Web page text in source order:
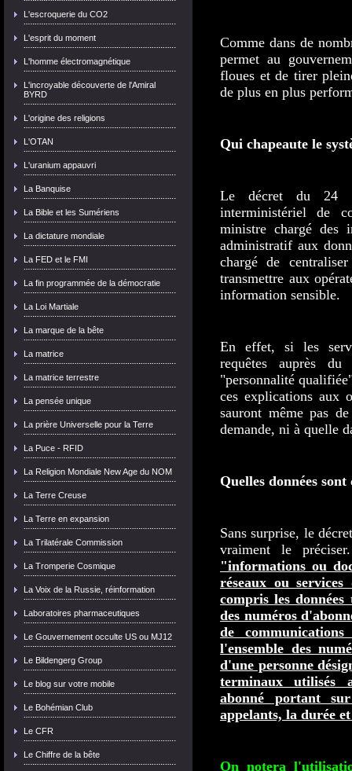
L'escroquerie du CO2
L'esprit du moment
L'homme électromagnétique
L'incroyable découverte de l'Amiral
BYRD
L'origine des religions
L'OTAN
L'uranium appauvri
La Banquise
La Bible et les Sumériens
La dictature mondiale
La FED et le FMI
La fin programmée de la démocratie
La Loi Martiale
La marque de la bête
La matrice
La matrice terrestre
La pensée unique
La prière Universelle pour la Terre
La Puce - RFID
La Religion Mondiale New Age du NOM
La Terre Creuse
La Terre en expansion
La Trilatérale Commission
La Tromperie Cosmique
La Voix de la Russie, réinformation
Laboratoires pharmaceutiques
Le Gouvernement occulte US ou MJ12
Le Bildengerg Group
Le blog sur votre mobile
Le Bohémian Club
Le CFR
Le Chiffre de la bête
Comme dans de
permet au
floues et de tirer
de plus en plus
Qui chapeaute le
Le décret du 24
interministériel de
ministre chargé des
administratif aux
chargé de
transmettre aux
information sensible.
En effet, si les
requêtes auprès
"personnalité
ces explications aux
sauront même pas
demande, ni à quelle
Quelles données sont
Sans surprise, le
vraiment le
"informations ou
réseaux ou
compris les
des numéros
de
l'ensemble des
d'une personne
terminaux utilisés
abonné portant
appelants, la durée
On notera